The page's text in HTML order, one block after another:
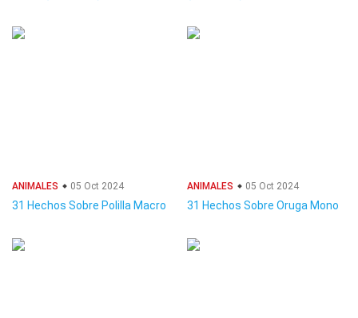
ANIMALES 05 Oct 2024
31 Hechos Sobre Polilla Macro
ANIMALES 05 Oct 2024
31 Hechos Sobre Oruga Mono